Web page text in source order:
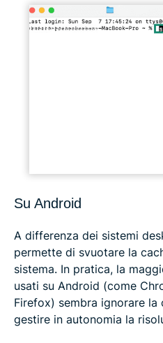
Su Android
A differenza dei sistemi
permette di svuotare la
sistema. In pratica, la
usati su Android (come
Firefox) sembra ignorare la
gestire in autonomia la